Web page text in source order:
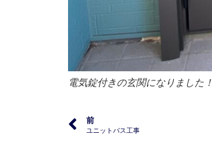
電気錠付きの玄関になりました！
前
ユニットバス工事